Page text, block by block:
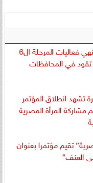
الوطنية للتدريب تنهي فعاليات المرحلة ال6
تقود في المحافظات
تشهد انطلاق المؤتمر
مشاركة المرأة المصرية
تقيم مؤتمرا بعنوان
العنف”